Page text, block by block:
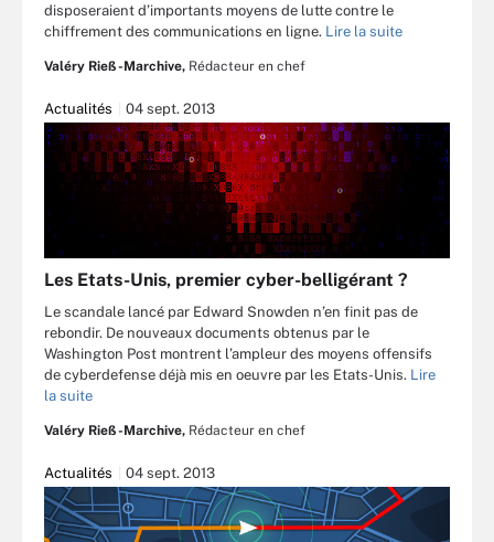
disposeraient d’importants moyens de lutte contre le
chiffrement des communications en ligne. Lire la suite
Valéry Rieß-Marchive, Rédacteur en chef
Actualités 04 sept. 2013
Les Etats-Unis, premier cyber-belligérant ?
Le scandale lancé par Edward Snowden n’en finit pas de
rebondir. De nouveaux documents obtenus par le
Washington Post montrent l’ampleur des moyens offensifs
de cyberdefense déjà mis en oeuvre par les Etats-Unis. Lire
la suite
Valéry Rieß-Marchive, Rédacteur en chef
Actualités 04 sept. 2013